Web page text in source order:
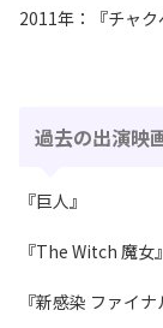
2011年：『チャ
過去の出演映
『巨人』
『The Witch 魔女』
『新感染 ファイ